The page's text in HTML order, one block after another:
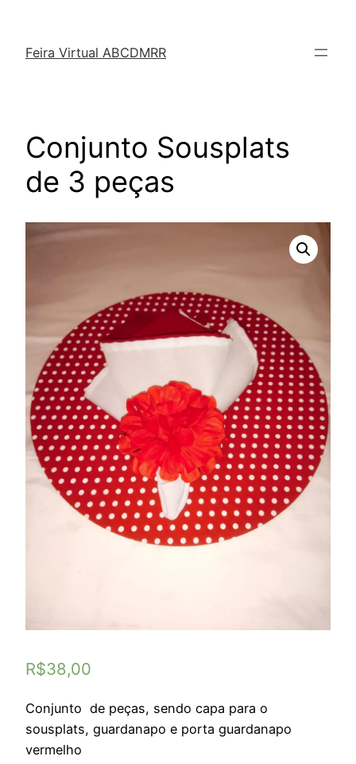
Feira Virtual ABCDMRR
Conjunto Sousplats
de 3 peças
R$38,00
Conjunto de peças, sendo capa para o
sousplats, guardanapo e porta guardanapo
vermelho